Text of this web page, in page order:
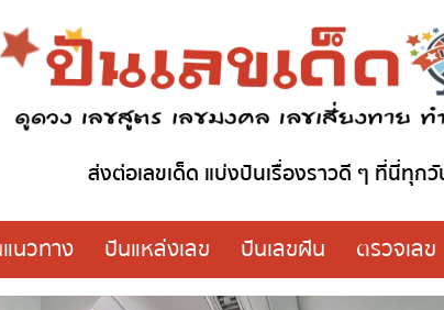
ส่งต่อเลขเด็ด แบ่งปันเรื่องราวดี ๆ ที่นี่ทุกวัน
นวทาง ปันแหล่งเลข ปันเลขฝัน ตรวจเลข